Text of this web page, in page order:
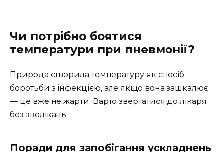
Чи потрібно боятися
температури при пневмонії?
Природа створила температуру як спосіб
боротьби з інфекцією, але якщо вона зашкалює
— це вже не жарти. Варто звертатися до лікаря
без зволікань.
Поради для запобігання ускладнень